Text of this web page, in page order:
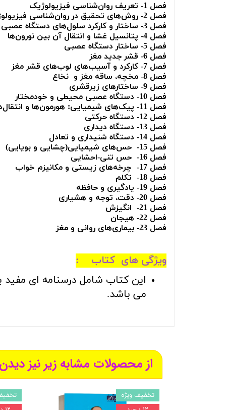
فصل 1- تعریف روان‌شناسی فیزیولوژیک
فصل 2- روش‌های تحقیق در روان‌شناسی فیزیولوژیک
فصل 3- ساختار و کارکرد سلول‌های دستگاه عصبی
فصل 4- پتانسیل غشا و انتقال آن بین نورون‌ها
فصل 5- ساختار دستگاه عصبی
فصل 6- قشر جدید مغز
فصل 7- کارکرد و آسیب‌های لوب‌های قشر مغز
فصل 8- مخچه، ساقه مغز و نخاع
فصل 9- ساختارهای زیرقشری
فصل 10- دستگاه عصبی محیطی و خودمختار
فصل 11- پیک‌های شیمیایی: هورمون‌ها و انتقال‌دهنده‌های عصبی
فصل 12- دستگاه حرکتی
فصل 13- دستگاه دیداری
فصل 14- دستگاه شنیداری و تعادل
فصل 15- حس‌های شیمیایی(چشایی و بویایی)
فصل 16- حس تنی-احشایی
فصل 17- چرخه‌های زیستی و مکانیزم خواب
فصل 18- تکلم
فصل 19- یادگیری و حافظه
فصل 20- دقت، توجه و هشیاری
فصل 21- انگیزش
فصل 22- هیجان
فصل 23- بیماری‌های روانی و مغز
ویژگی های کتاب :
این کتاب شامل درسنامه ای مفید
می باشد.
تخفیف ویژه
از محصولات مشابه زیر نیز